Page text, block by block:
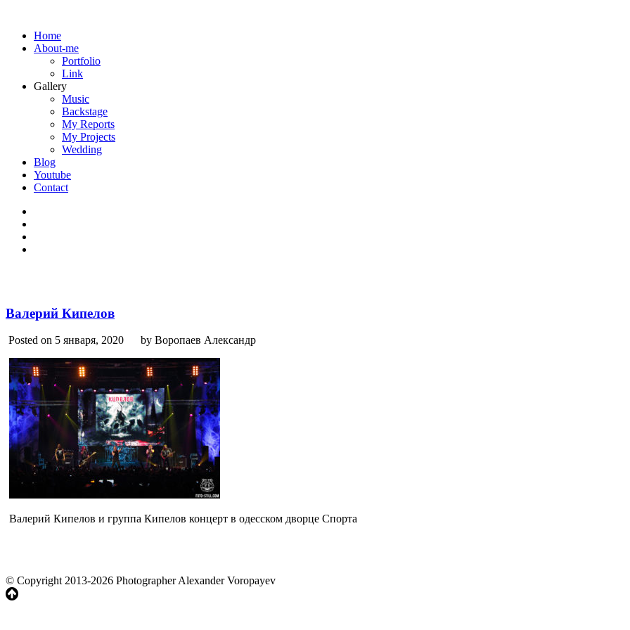
Home
About-me
Portfolio
Link
Gallery
Music
Backstage
My Reports
My Projects
Wedding
Blog
Youtube
Contact
Валерий Кипелов
Posted on 5 января, 2020 by Воропаев Александр
Валерий Кипелов и группа Кипелов концерт в одесском дворце Спорта
© Copyright 2013-2026 Photographer Alexander Voropayev